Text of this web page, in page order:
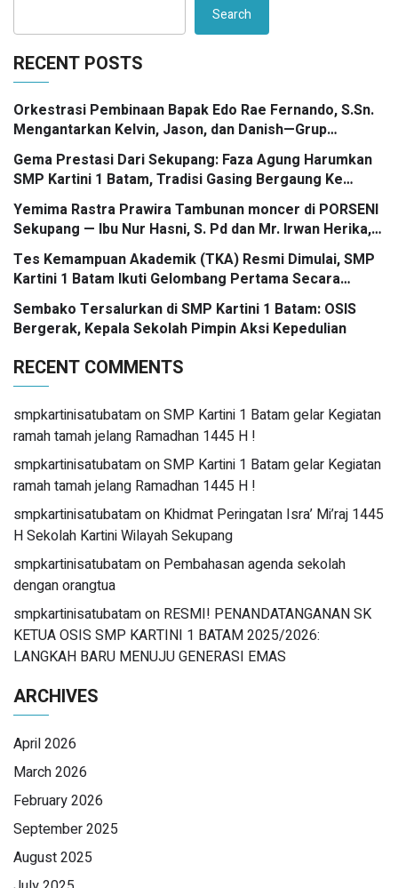
Search
RECENT POSTS
Orkestrasi Pembinaan Bapak Edo Rae Fernando, S.Sn.
Mengantarkan Kelvin, Jason, dan Danish—Grup
Ansambel SMP Kartini 1 Batam—Kembali Menorehkan
Juara II FLS3N dalam Panggung Kompetisi Bergengsi
Gema Prestasi Dari Sekupang: Faza Agung Harumkan
SMP Kartini 1 Batam, Tradisi Gasing Bergaung Ke
Tingkat Kota
Yemima Rastra Prawira Tambunan moncer di PORSENI
Sekupang — Ibu Nur Hasni, S. Pd dan Mr. Irwan Herika,
M. Pd apresiasi prestasi emas yang menggema
Tes Kemampuan Akademik (TKA) Resmi Dimulai, SMP
Kartini 1 Batam Ikuti Gelombang Pertama Secara
Nasional
Sembako Tersalurkan di SMP Kartini 1 Batam: OSIS
Bergerak, Kepala Sekolah Pimpin Aksi Kepedulian
RECENT COMMENTS
smpkartinisatubatamonSMP Kartini 1 Batam gelar Kegiatan
ramah tamah jelang Ramadhan 1445 H !
smpkartinisatubatamonSMP Kartini 1 Batam gelar Kegiatan
ramah tamah jelang Ramadhan 1445 H !
smpkartinisatubatamon Khidmat Peringatan Isra’ Mi’raj 1445
H Sekolah Kartini Wilayah Sekupang
smpkartinisatubatamon Pembahasan agenda sekolah
dengan orangtua
smpkartinisatubatamon RESMI! PENANDATANGANAN SK
KETUA OSIS SMP KARTINI 1 BATAM 2025/2026:
LANGKAH BARU MENUJU GENERASI EMAS
ARCHIVES
April 2026
March 2026
February 2026
September 2025
August 2025